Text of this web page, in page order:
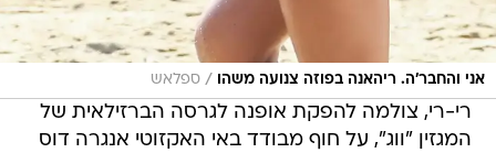
אני והחבר'ה. ריהאנה בפוזה צנועה משהו / ספלאש
רי-רי, צולמה להפקת אופנה לגרסה הברזילאית של
המגזין "ווג", על חוף מבודד באי האקזוטי אנגרה דוס